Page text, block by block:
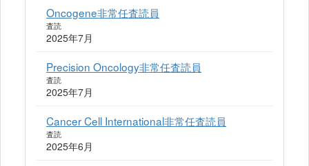
Oncogene非常任査読員
査読
2025年7月
Precision Oncology非常任査読員
査読
2025年7月
Cancer Cell International非常任査読員
査読
2025年6月